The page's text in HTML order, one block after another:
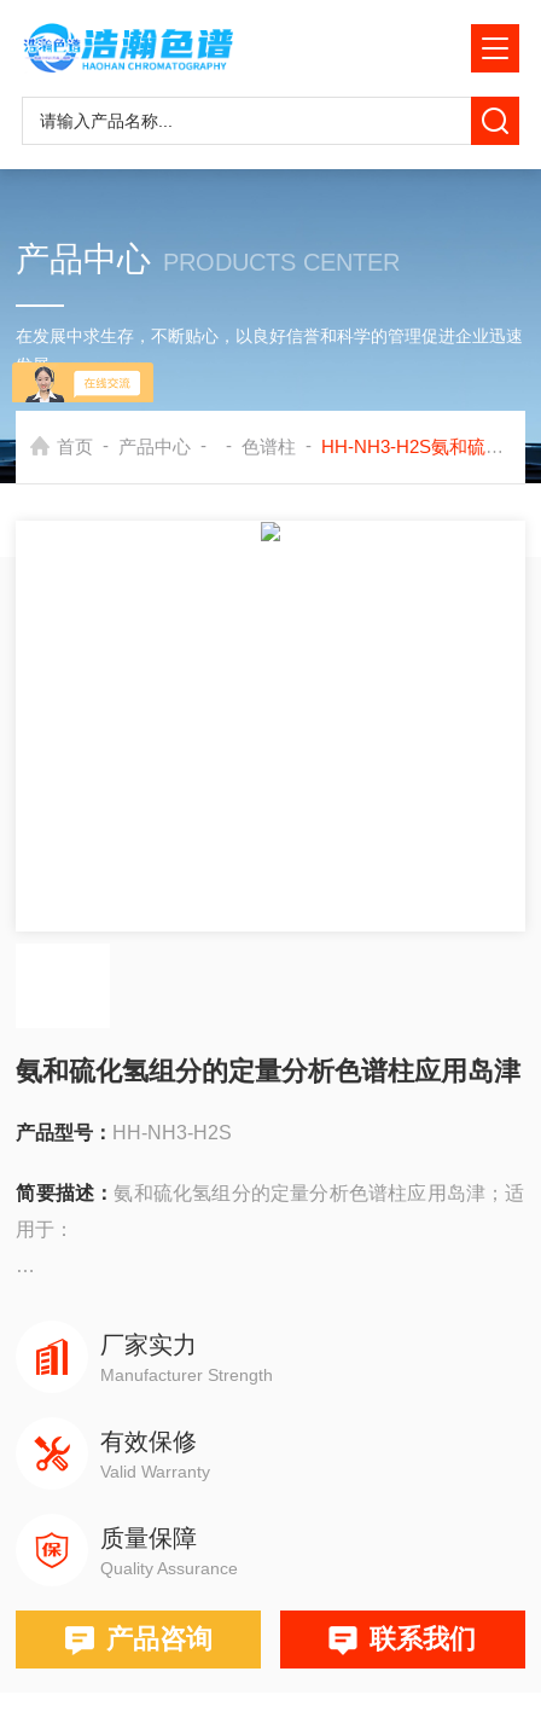
产品中心 PRODUCTS CENTER
在发展中求生存，不断贴心，以良好信誉和科学的管理促进企业迅速
发展
首页 - 产品中心 - - 色谱柱 - HH-NH3-H2S氨和硫化氢组分的定量分析色谱柱应用岛津
氨和硫化氢组分的定量分析色谱柱应用岛津
产品型号： HH-NH3-H2S
简要描述：氨和硫化氢组分的定量分析色谱柱应用岛津；适
用于：
4890,5890,6890,7820,7890,8860,8890
赛默飞1310,1300,1610,1600
瓦里安3800系列
布鲁克PE580,590,680,690
厂家实力
Manufacturer Strength
有效保修
Valid Warranty
质量保障
Quality Assurance
产品咨询 联系我们